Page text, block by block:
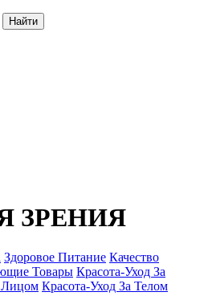
Найти
ЗРЕНИЯ
Здоровое Питание Качество
Товары Красота-Уход За
Лицом Красота-Уход За Телом